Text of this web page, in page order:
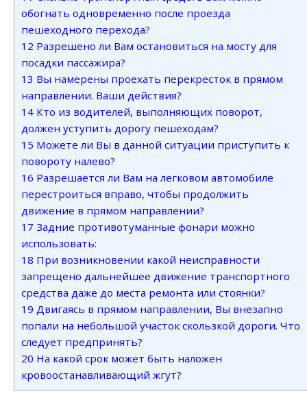
обогнать одновременно после проезда
пешеходного перехода?
12 Разрешено ли Вам остановиться на мосту для
посадки пассажира?
13 Вы намерены проехать перекресток в прямом
направлении. Ваши действия?
14 Кто из водителей, выполняющих поворот,
должен уступить дорогу пешеходам?
15 Можете ли Вы в данной ситуации приступить к
повороту налево?
16 Разрешается ли Вам на легковом автомобиле
перестроиться вправо, чтобы продолжить
движение в прямом направлении?
17 Задние противотуманные фонари можно
использовать:
18 При возникновении какой неисправности
запрещено дальнейшее движение транспортного
средства даже до места ремонта или стоянки?
19 Двигаясь в прямом направлении, Вы внезапно
попали на небольшой участок скользкой дороги. Что
следует предпринять?
20 На какой срок может быть наложен
кровоостанавливающий жгут?